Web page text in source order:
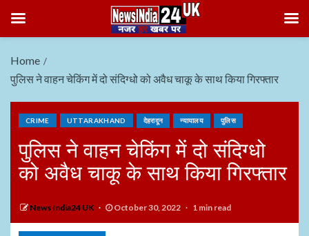
Home
पुलिस ने वाहन चेकिंग में दो संदिग्धो को अवैध चाकू के साथ किया गिरफ्तार
CRIME UTTARAKHAND देहरादून न्यायालय पुलिस
पुलिस ने वाहन चेकिंग में दो संदिग्धो
को अवैध चाकू के साथ किया गिरफ्तार
News India24 UK October 30, 2022 1 min read